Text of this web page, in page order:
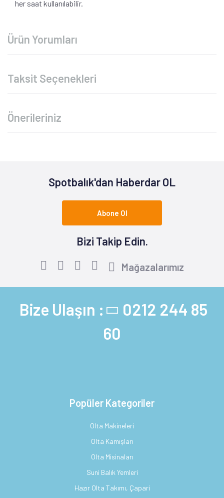
her saat kullanılabilir.
Ürün Yorumları
Taksit Seçenekleri
Önerileriniz
Spotbalık'dan Haberdar OL
Abone Ol
Bizi Takip Edin.
Mağazalarımız
Bize Ulaşın : 0212 244 85
60
Popüler Kategoriler
Olta Makineleri
Olta Kamışları
Olta Misinaları
Suni Balık Yemleri
Hazır Olta Takımı, Çapari